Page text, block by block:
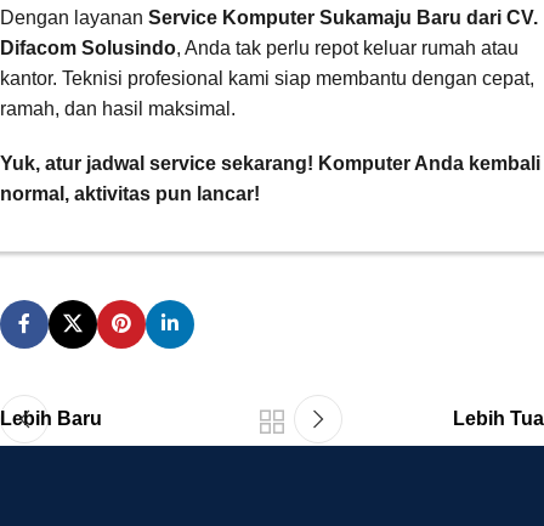
Dengan layanan Service Komputer Sukamaju Baru dari CV.
Difacom Solusindo, Anda tak perlu repot keluar rumah atau
kantor. Teknisi profesional kami siap membantu dengan cepat,
ramah, dan hasil maksimal.
Yuk, atur jadwal service sekarang! Komputer Anda kembali
normal, aktivitas pun lancar!
Lebih Baru Lebih Tua